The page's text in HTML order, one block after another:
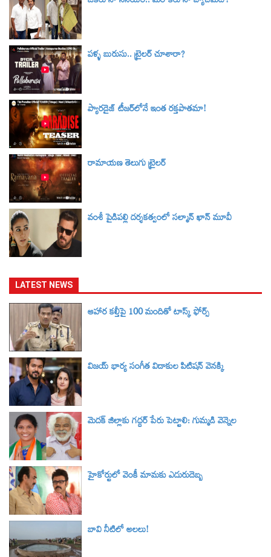
పళ్ళ బురుసు.. ట్రైలర్‌ చూశారా?
ప్యారడైజ్ టీజర్‌లోనే ఇంత రక్తపాతమా!
రామాయణ తెలుగు ట్రైలర్‌
వంశీ పైడిపల్లి దర్శకత్వంలో సల్మాన్ ఖాన్ మూవీ
LATEST NEWS
ఆహార కల్తీపై 100 మందితో టాస్క్ ఫోర్స్
విజయ్ భార్య సంగీత విడాకుల పిటిషన్ వెనక్కి
మెదక్ జిల్లాకు గద్దర్ పేరు పెట్టాలి: గుమ్మడి వెన్నెల
హైకోర్టులో వెంకీ మామకు ఎదురుదెబ్బ
బావి నీటిలో అలలు!